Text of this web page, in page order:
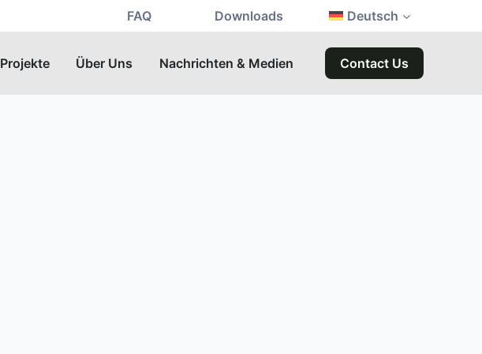
FAQ Downloads Deutsch
Projekte Über Uns Nachrichten & Medien Contact Us